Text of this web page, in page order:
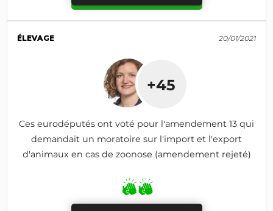
ÉLEVAGE 20/01/2021
+45
Ces eurodéputés ont voté pour l'amendement 13 qui
demandait un moratoire sur l'import et l'export
d'animaux en cas de zoonose (amendement rejeté)